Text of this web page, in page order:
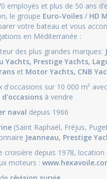
employés et plus de 50 ans
le groupe Euro-Voiles / HD
votre bateau et vous
en Méditerranée :
des plus grandes marques:
Yachts, Prestige Yachts,
et Motor Yachts, CNB
d'occasions sur 10 000 m²
à vendre
naval depuis 1966
(Saint Raphaël, Fréjus,
Jeanneau, Prestige
croisière depuis 1978,
moteurs :